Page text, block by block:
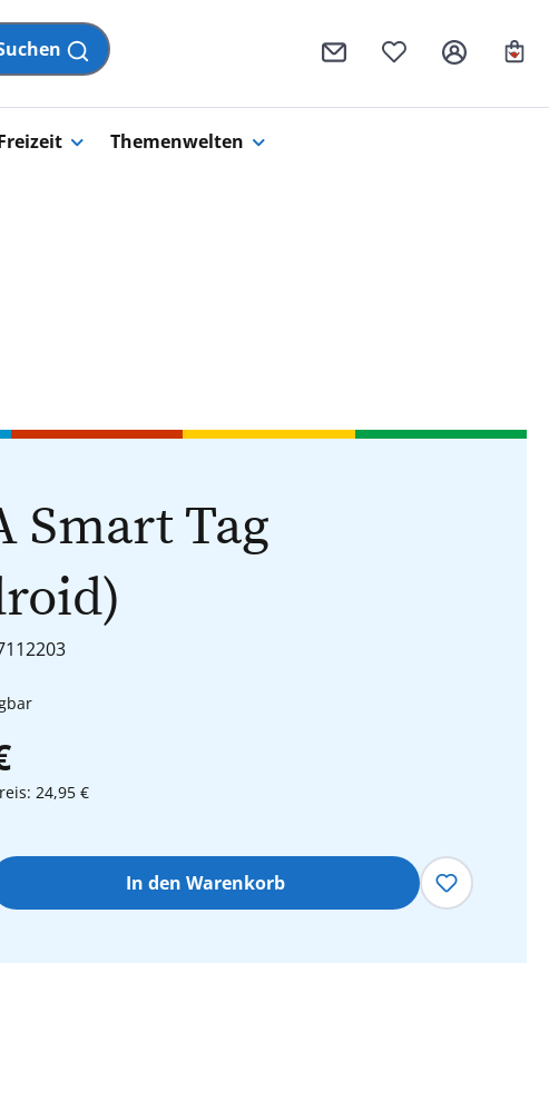
Themenwelten
Smart Tag
24,95 €
Gib den gewünschten Wert ein
In den Warenkorb